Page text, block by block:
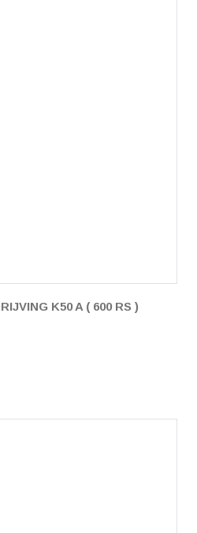
K50 A ( 600 RS )